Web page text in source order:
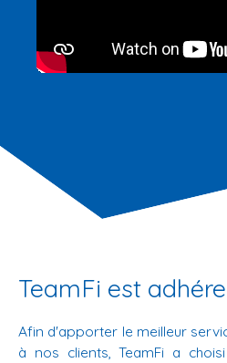
TeamFi est
Afin d'apporter le meilleur
à nos clients, TeamFi a